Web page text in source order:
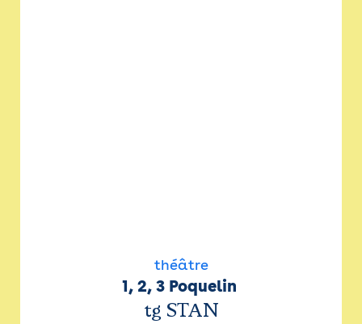
théâtre
1, 2, 3 Poquelin
tg STAN